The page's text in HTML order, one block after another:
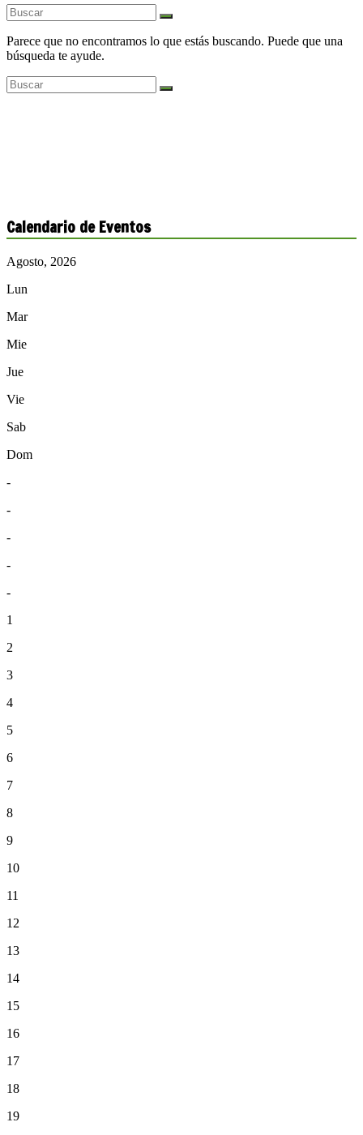
Parece que no encontramos lo que estás buscando. Puede que una
búsqueda te ayude.
Calendario de Eventos
Agosto, 2026
Lun
Mar
Mie
Jue
Vie
Sab
Dom
-
-
-
-
-
1
2
3
4
5
6
7
8
9
10
11
12
13
14
15
16
17
18
19